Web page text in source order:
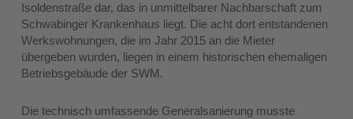
Isoldenstraße dar, das in unmittelbarer Nachbarschaft zum
Schwabinger Krankenhaus liegt. Die acht dort entstandenen
Werkswohnungen, die im Jahr 2015 an die Mieter
übergeben wurden, liegen in einem historischen ehemaligen
Betriebsgebäude der SWM.
Die technisch umfassende Generalsanierung musste